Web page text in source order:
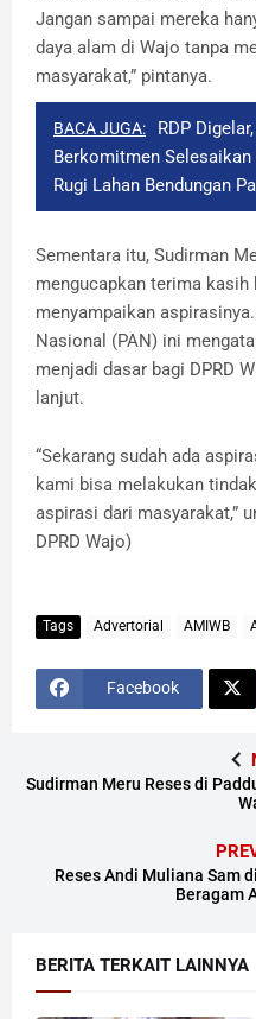
Jangan sampai mereka
daya alam di Wajo tanpa
masyarakat,” pintanya.
BACA JUGA:
RDP
Berkomitmen Selesaikan
Rugi Lahan Bendungan
Sementara itu, Sudirman
mengucapkan terima kasih
menyampaikan
Nasional (PAN) ini
menjadi dasar bagi DPRD
lanjut.
“Sekarang sudah ada
kami bisa melakukan
aspirasi dari masyarakat,”
DPRD Wajo)
Tags Advertorial AMIWB
Facebook
Sudirman Meru Reses di
Reses Andi Muliana Sam
Beragam
BERITA TERKAIT LAINNYA